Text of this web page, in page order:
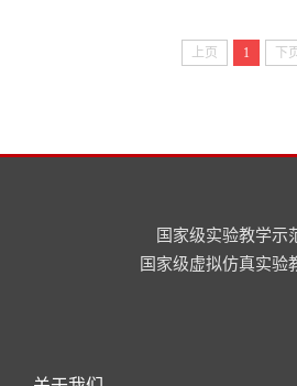
上页 1 下
国家级实验教学示
国家级虚拟仿真实验